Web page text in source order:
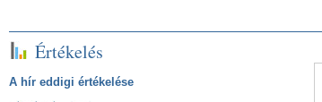
Értékelés
A hír eddigi értékelése